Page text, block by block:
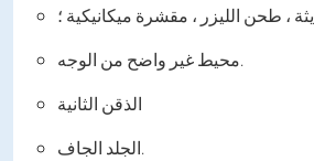
، طحن الليزر ، مقشرة ميكانيكية ؛
محيط غير واضح من الوجه.
الذقن الثانية
الجلد الجاف.